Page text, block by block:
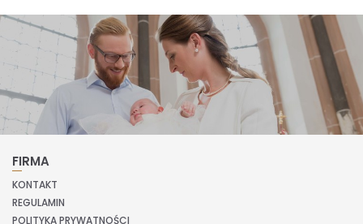
FIRMA
KONTAKT
REGULAMIN
POLITYKA PRYWATNOŚCI